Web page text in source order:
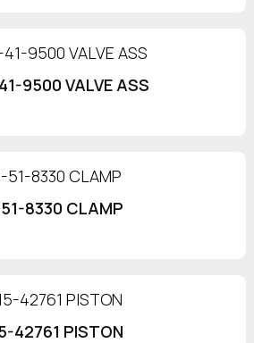
9500 VALVE ASS
8330 CLAMP
42761 PISTON